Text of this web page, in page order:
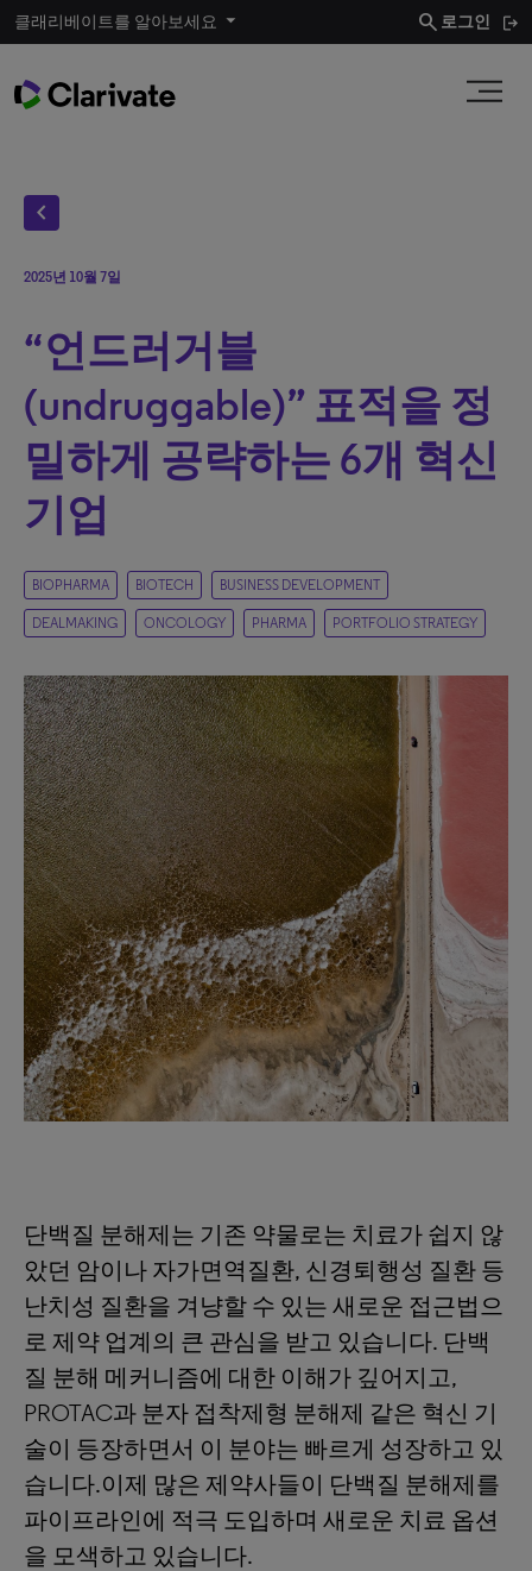
클래리베이트를 알아보세요 search 로그인
chevron_left
2025년 10월 7일
“언드러거블
(undruggable)” 표적을 정
밀하게 공략하는 6개 혁신
기업
BIOPHARMA BIOTECH BUSINESS DEVELOPMENT
DEALMAKING ONCOLOGY PHARMA PORTFOLIO STRATEGY
단백질 분해제는 기존 약물로는 치료가 쉽지 않
았던 암이나 자가면역질환, 신경퇴행성 질환 등
난치성 질환을 겨냥할 수 있는 새로운 접근법으
로 제약 업계의 큰 관심을 받고 있습니다. 단백
질 분해 메커니즘에 대한 이해가 깊어지고,
PROTAC과 분자 접착제형 분해제 같은 혁신 기
술이 등장하면서 이 분야는 빠르게 성장하고 있
습니다.이제 많은 제약사들이 단백질 분해제를
파이프라인에 적극 도입하며 새로운 치료 옵션
을 모색하고 있습니다.